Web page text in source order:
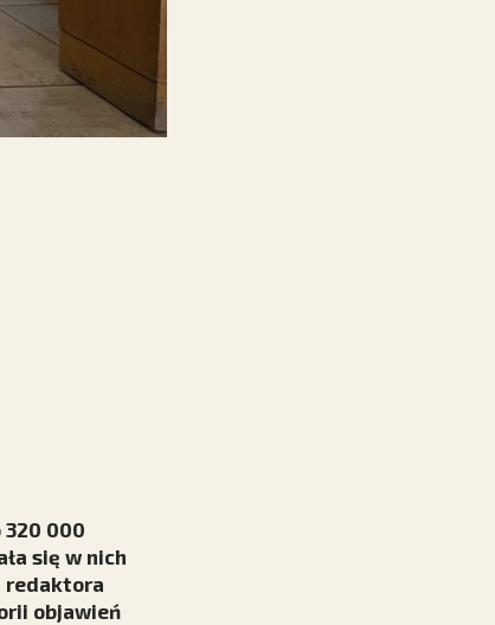
320 000
się w nich
redaktora
objawień